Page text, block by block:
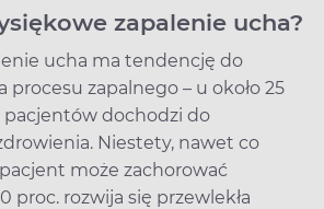
zapalenie ucha?
ucha ma tendencję do
procesu zapalnego – u około 25
pacjentów dochodzi do
Niestety, nawet co
może zachorować
proc. rozwija się przewlekła